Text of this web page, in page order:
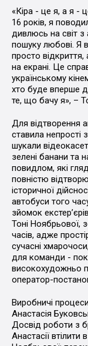
«Кіра - це я, а я -
16 років, я
дивлюсь на світ
пошуку любові. Я
просто
на екрані. Це
українському
хто буде вперше
те, що бачу я», –
Для відтворення
ставила непрості
шукали
зелені банани та
повидлом, які
повністю
історичної
автобуси того
зйомок
Тоні Ноябрьової,
часів, адже
сучасні
для команди -
високохудожньо
оператор-
Виробничі
Анастасія
Досвід роботи з
Анастасії втілити